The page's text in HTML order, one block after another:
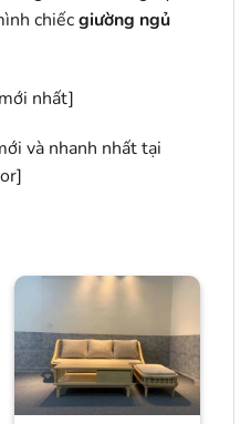
chiếcgiường ngủ
nhất]
và nhanh nhất tại
]